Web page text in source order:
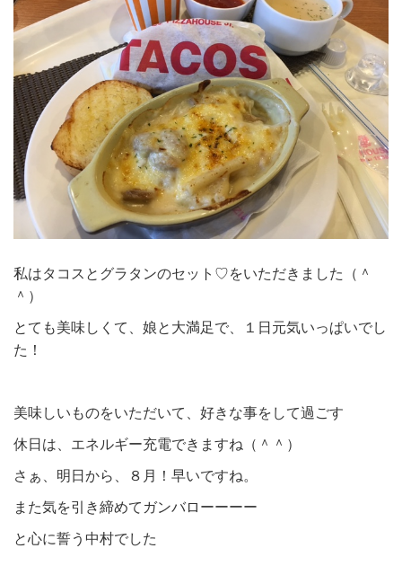
私はタコスとグラタンのセット♡をいただきました（＾
＾）
とても美味しくて、娘と大満足で、１日元気いっぱいでし
た！
美味しいものをいただいて、好きな事をして過ごす
休日は、エネルギー充電できますね（＾＾）
さぁ、明日から、８月！早いですね。
また気を引き締めてガンバローーーー
と心に誓う中村でした